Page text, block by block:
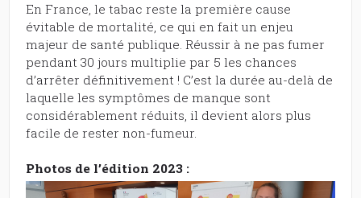
En France, le tabac reste la première cause
évitable de mortalité, ce qui en fait un enjeu
majeur de santé publique. Réussir à ne pas fumer
pendant 30 jours multiplie par 5 les chances
d’arrêter définitivement ! C’est la durée au-delà de
laquelle les symptômes de manque sont
considérablement réduits, il devient alors plus
facile de rester non-fumeur.
Photos de l’édition 2023 :